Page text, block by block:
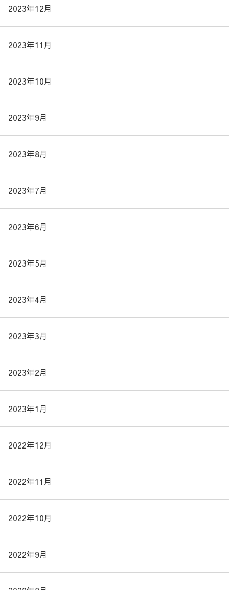
2023年12月
2023年11月
2023年10月
2023年9月
2023年8月
2023年7月
2023年6月
2023年5月
2023年4月
2023年3月
2023年2月
2023年1月
2022年12月
2022年11月
2022年10月
2022年9月